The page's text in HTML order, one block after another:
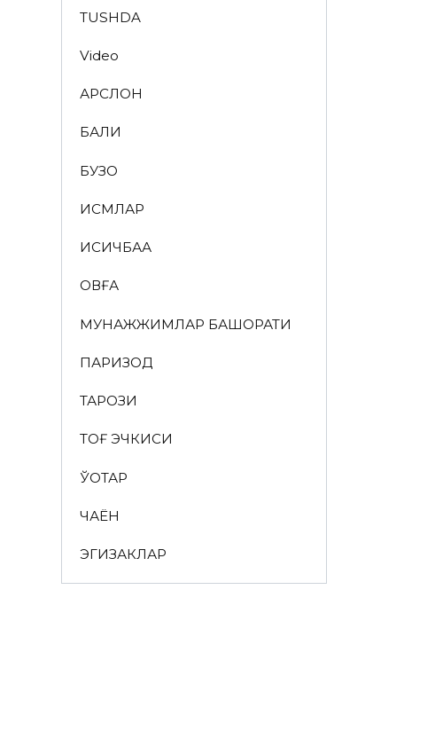
TUSHDA
Video
АРСЛОН
БАЛИҚ
БУЗОҚ
ИСМЛАР
ҚИСҚИЧБАҚА
ҚОВҒА
МУНАЖЖИМЛАР БАШОРАТИ
ПАРИЗОД
ТАРОЗИ
ТОҒ ЭЧКИСИ
ЎҚОТАР
ЧАЁН
ЭГИЗАКЛАР